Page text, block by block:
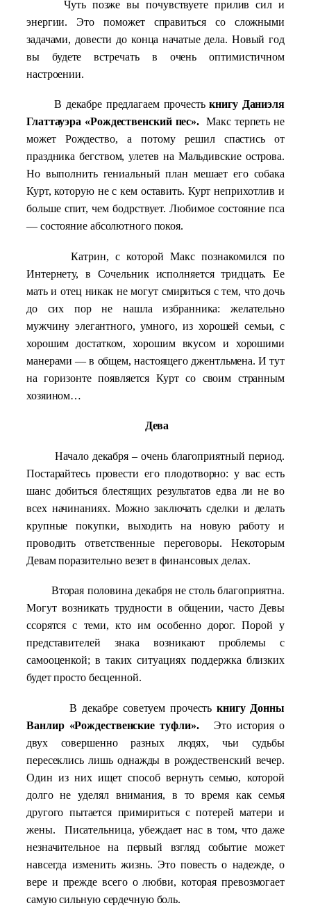
Чуть позже вы почувствуете прилив сил и
энергии. Это поможет справиться со сложными
задачами, довести до конца начатые дела. Новый год
вы будете встречать в очень оптимистичном
настроении.
В декабре предлагаем прочестькнигу Даниэля
Глаттауэра «Рождественский пес». Макс терпеть не
может Рождество, а потому решил спастись от
праздника бегством, улетев на Мальдивские острова.
Но выполнить гениальный план мешает его собака
Курт, которую не с кем оставить. Курт неприхотлив и
больше спит, чем бодрствует. Любимое состояние пса
— состояние абсолютного покоя.
Катрин, с которой Макс познакомился по
Интернету, в Сочельник исполняется тридцать. Ее
мать и отец никак не могут смириться с тем, что дочь
до сих пор не нашла избранника: желательно
мужчину элегантного, умного, из хорошей семьи, с
хорошим достатком, хорошим вкусом и хорошими
манерами — в общем, настоящего джентльмена. И тут
на горизонте появляется Курт со своим странным
хозяином…
Дева
Начало декабря – очень благоприятный период.
Постарайтесь провести его плодотворно: у вас есть
шанс добиться блестящих результатов едва ли не во
всех начинаниях. Можно заключать сделки и делать
крупные покупки, выходить на новую работу и
проводить ответственные переговоры. Некоторым
Девам поразительно везет в финансовых делах.
Вторая половина декабря не столь благоприятна.
Могут возникать трудности в общении, часто Девы
ссорятся с теми, кто им особенно дорог. Порой у
представителей знака возникают проблемы с
самооценкой; в таких ситуациях поддержка близких
будет просто бесценной.
В декабре советуем прочестькнигу Донны
Ванлир «Рождественские туфли».
Это история о
двух совершенно разных людях, чьи судьбы
пересеклись лишь однажды в рождественский вечер.
Один из них ищет способ вернуть семью, которой
долго не уделял внимания, в то время как семья
другого пытается примириться с потерей матери и
жены.
Писательница, убеждает нас в том, что даже
незначительное на первый взгляд событие может
навсегда изменить жизнь. Это повесть о надежде, о
вере и прежде всего о любви, которая превозмогает
самую сильную сердечную боль.